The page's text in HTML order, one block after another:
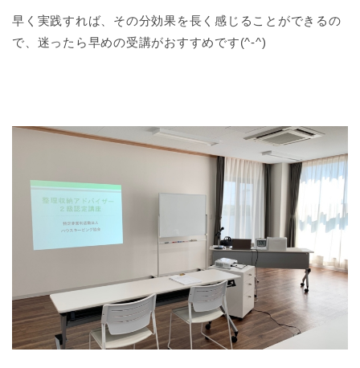
早く実践すれば、その分効果を長く感じることができるの
で、迷ったら早めの受講がおすすめです(^-^)